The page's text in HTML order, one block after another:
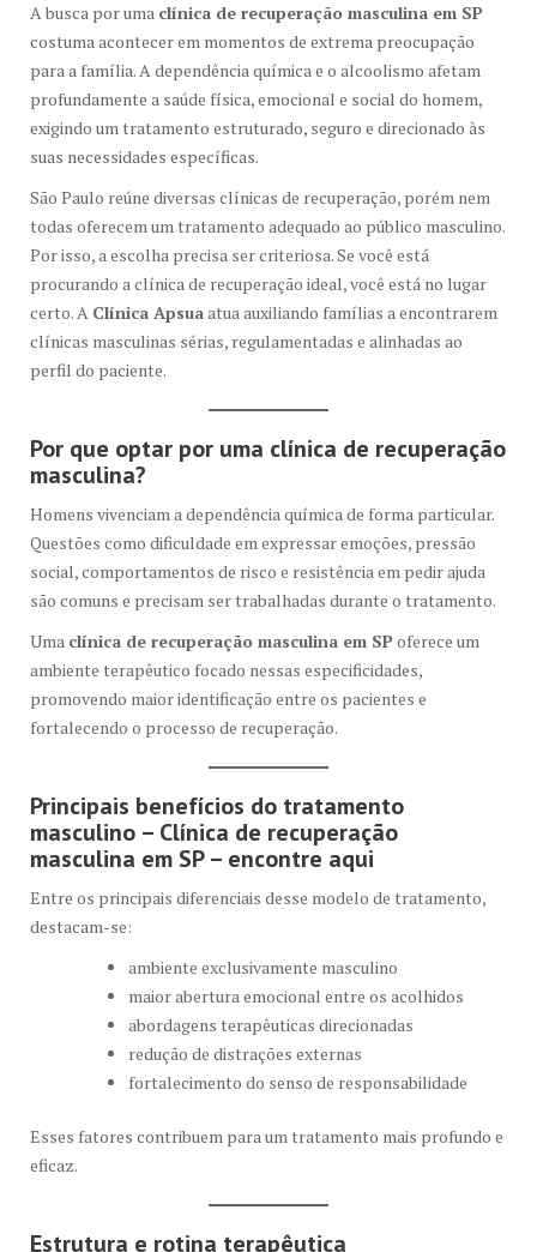
A busca por uma clínica de recuperação masculina em SP
costuma acontecer em momentos de extrema preocupação
para a família. A dependência química e o alcoolismo afetam
profundamente a saúde física, emocional e social do homem,
exigindo um tratamento estruturado, seguro e direcionado às
suas necessidades específicas.
São Paulo reúne diversas clínicas de recuperação, porém nem
todas oferecem um tratamento adequado ao público masculino.
Por isso, a escolha precisa ser criteriosa. Se você está
procurando a clínica de recuperação ideal, você está no lugar
certo. A Clínica Apsuaatua auxiliando famílias a encontrarem
clínicas masculinas sérias, regulamentadas e alinhadas ao
perfil do paciente.
Por que optar por uma clínica de recuperação
masculina?
Homens vivenciam a dependência química de forma particular.
Questões como dificuldade em expressar emoções, pressão
social, comportamentos de risco e resistência em pedir ajuda
são comuns e precisam ser trabalhadas durante o tratamento.
Uma clínica de recuperação masculina em SP oferece um
ambiente terapêutico focado nessas especificidades,
promovendo maior identificação entre os pacientes e
fortalecendo o processo de recuperação.
Principais benefícios do tratamento
masculino – Clínica de recuperação
masculina em SP – encontre aqui
Entre os principais diferenciais desse modelo de tratamento,
destacam-se:
ambiente exclusivamente masculino
maior abertura emocional entre os acolhidos
abordagens terapêuticas direcionadas
redução de distrações externas
fortalecimento do senso de responsabilidade
Esses fatores contribuem para um tratamento mais profundo e
eficaz.
Estrutura e rotina terapêutica